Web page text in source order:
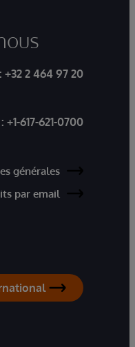
+32 2 464 97 20
+1-617-621-0700
générales
par email